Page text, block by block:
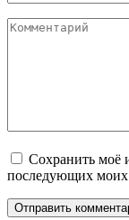
Комментарий
Сохранить моё
последующих моих